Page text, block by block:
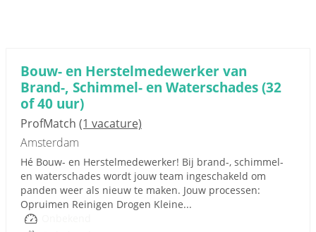
Bouw- en Herstelmedewerker van
Brand-, Schimmel- en Waterschades (32
of 40 uur)
ProfMatch (1 vacature)
Amsterdam
Hé Bouw- en Herstelmedewerker! Bij brand-, schimmel-
en waterschades wordt jouw team ingeschakeld om
panden weer als nieuw te maken. Jouw processen:
Opruimen Reinigen Drogen Kleine...